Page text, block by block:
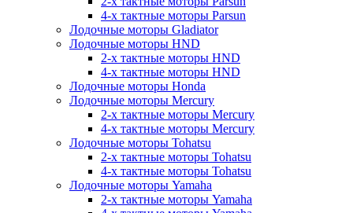
4-х тактные моторы Parsun
Лодочные моторы Gladiator
Лодочные моторы HND
2-х тактные моторы HND
4-х тактные моторы HND
Лодочные моторы Honda
Лодочные моторы Mercury
2-х тактные моторы Mercury
4-х тактные моторы Mercury
Лодочные моторы Tohatsu
2-х тактные моторы Tohatsu
4-х тактные моторы Tohatsu
Лодочные моторы Yamaha
2-х тактные моторы Yamaha